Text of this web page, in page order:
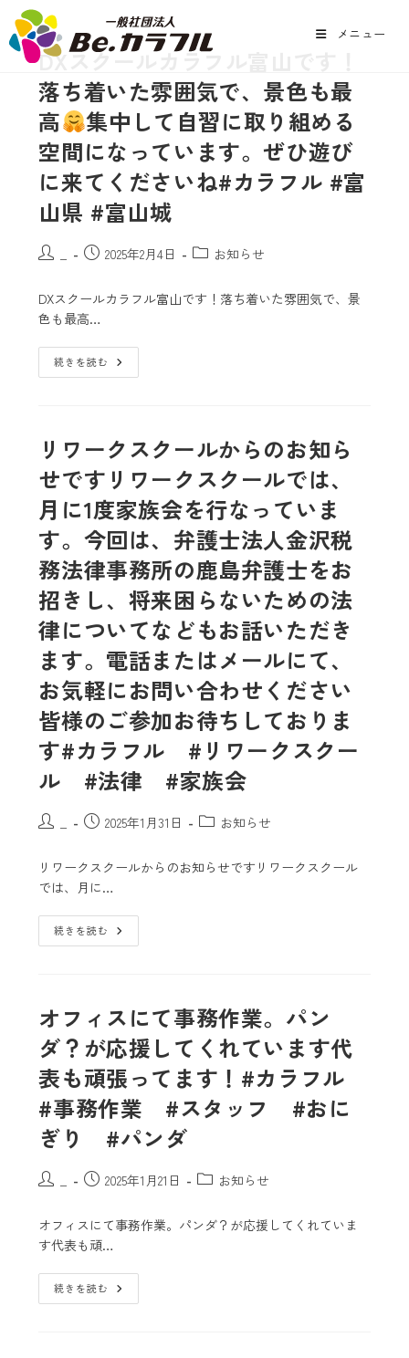
メニュー
DXスクールカラフル富山です！
落ち着いた雰囲気で、景色も最
高
集中して自習に取り組める
空間になっています。ぜひ遊び
に来てくださいね#カラフル #富
山県 #富山城
2025年2月4日 お知らせ
DXスクールカラフル富山です！落ち着いた雰囲気で、景
色も最高…
続きを読む
リワークスクールからのお知ら
せですリワークスクールでは、
月に1度家族会を行なっていま
す。今回は、弁護士法人金沢税
務法律事務所の鹿島弁護士をお
招きし、将来困らないための法
律についてなどもお話いただき
ます。電話またはメールにて、
お気軽にお問い合わせください️
皆様のご参加お待ちしておりま
す#カラフル #リワークスクー
ル #法律 #家族会
2025年1月31日 お知らせ
リワークスクールからのお知らせですリワークスクール
では、月に…
続きを読む
オフィスにて事務作業。パン
ダ？が応援してくれています代
表も頑張ってます！#カラフル
#事務作業 #スタッフ #おに
ぎり #パンダ
2025年1月21日 お知らせ
オフィスにて事務作業。パンダ？が応援してくれていま
す代表も頑…
続きを読む